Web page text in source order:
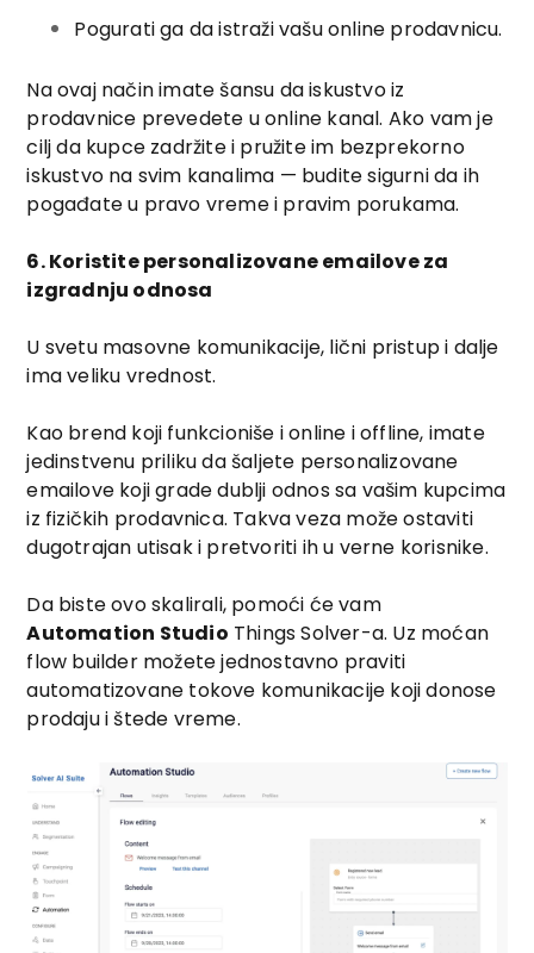
Pogurati ga da istraži vašu online prodavnicu.
Na ovaj način imate šansu da iskustvo iz
prodavnice prevedete u online kanal. Ako vam je
cilj da kupce zadržite i pružite im bezprekorno
iskustvo na svim kanalima — budite sigurni da ih
pogađate u pravo vreme i pravim porukama.
6. Koristite personalizovane emailove za
izgradnju odnosa
U svetu masovne komunikacije, lični pristup i dalje
ima veliku vrednost.
Kao brend koji funkcioniše i online i offline, imate
jedinstvenu priliku da šaljete personalizovane
emailove koji grade dublji odnos sa vašim kupcima
iz fizičkih prodavnica. Takva veza može ostaviti
dugotrajan utisak i pretvoriti ih u verne korisnike.
Da biste ovo skalirali, pomoći će vam
Automation Studio Things Solver-a. Uz moćan
flow builder možete jednostavno praviti
automatizovane tokove komunikacije koji donose
prodaju i štede vreme.